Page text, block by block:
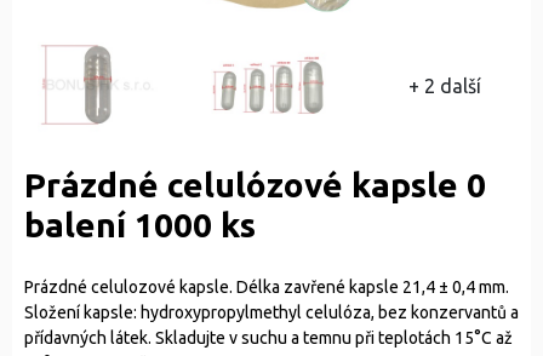
+ 2 další
Prázdné celulózové kapsle 0
balení 1000 ks
Prázdné celulozové kapsle. Délka zavřené kapsle 21,4 ± 0,4 mm.
Složení kapsle: hydroxypropylmethyl celulóza, bez konzervantů a
přídavných látek. Skladujte v suchu a temnu při teplotách 15°C až